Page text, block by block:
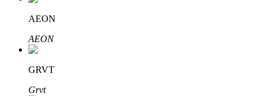
الاستثمار التلقائي
AEON
AEON
GRVT
Grvt